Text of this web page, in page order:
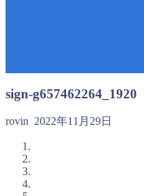
sign-g657462264_1920
rovin 2022年11月29日